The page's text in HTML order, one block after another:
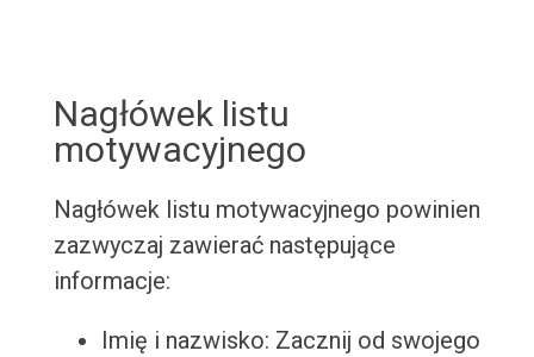
Nagłówek listu
motywacyjnego
Nagłówek listu motywacyjnego powinien
zazwyczaj zawierać następujące
informacje:
Imię i nazwisko: Zacznij od swojego